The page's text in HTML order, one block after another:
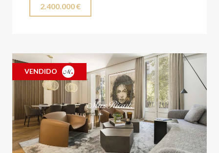
2.400.000 €
VENDIDO